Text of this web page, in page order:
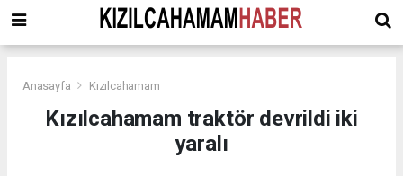
Anasayfa Kızılcahamam
Kızılcahamam traktör devrildi iki
yaralı